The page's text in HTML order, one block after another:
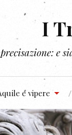
I
e
e vipere